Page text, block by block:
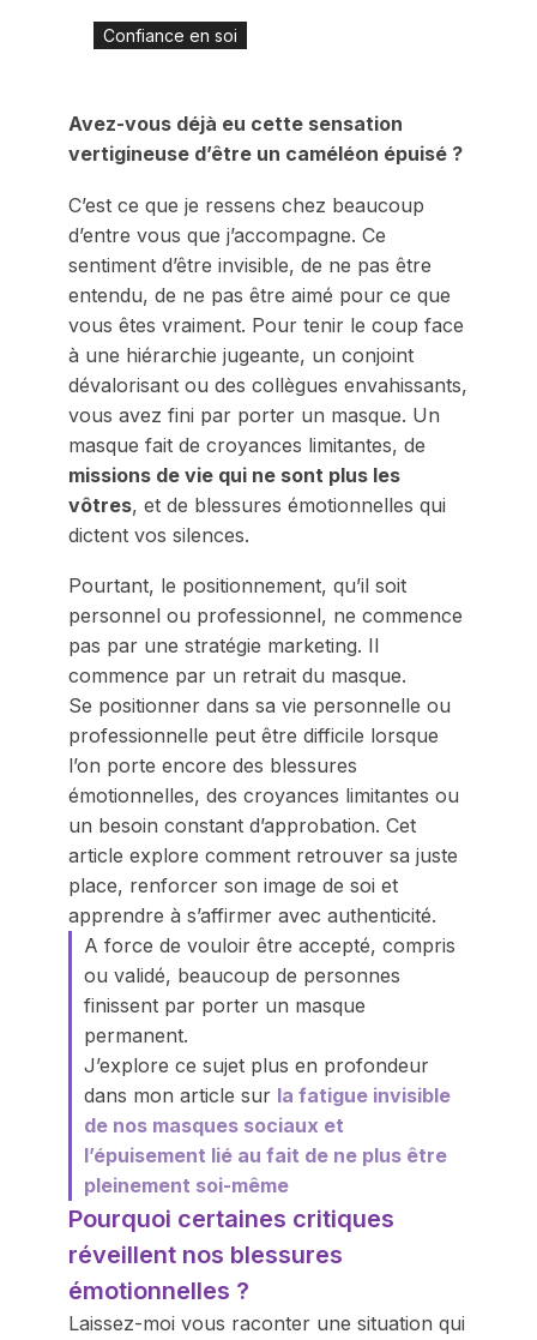
Confiance en soi
Avez-vous déjà eu cette sensation
vertigineuse d’être un caméléon épuisé ?
C’est ce que je ressens chez beaucoup
d’entre vous que j’accompagne. Ce
sentiment d’être invisible, de ne pas être
entendu, de ne pas être aimé pour ce que
vous êtes vraiment. Pour tenir le coup face
à une hiérarchie jugeante, un conjoint
dévalorisant ou des collègues envahissants,
vous avez fini par porter un masque. Un
masque fait de croyances limitantes, de
missions de vie qui ne sont plus les
vôtres, et de blessures émotionnelles qui
dictent vos silences.
Pourtant, le positionnement, qu’il soit
personnel ou professionnel, ne commence
pas par une stratégie marketing. Il
commence par un retrait du masque.
Se positionner dans sa vie personnelle ou
professionnelle peut être difficile lorsque
l’on porte encore des blessures
émotionnelles, des croyances limitantes ou
un besoin constant d’approbation. Cet
article explore comment retrouver sa juste
place, renforcer son image de soi et
apprendre à s’affirmer avec authenticité.
A force de vouloir être accepté, compris
ou validé, beaucoup de personnes
finissent par porter un masque
permanent.
J’explore ce sujet plus en profondeur
dans mon article sur la fatigue invisible
de nos masques sociaux et
l’épuisement lié au fait de ne plus être
pleinement soi-même
Pourquoi certaines critiques
réveillent nos blessures
émotionnelles ?
Laissez-moi vous raconter une situation qui